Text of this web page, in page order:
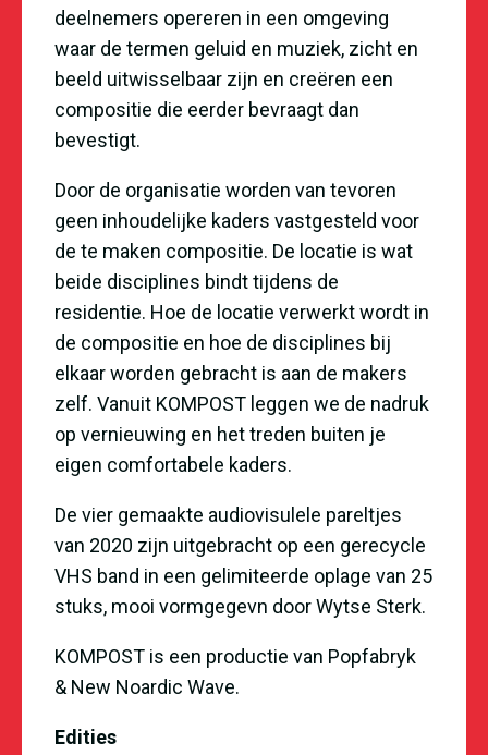
deelnemers opereren in een omgeving
waar de termen geluid en muziek, zicht en
beeld uitwisselbaar zijn en creëren een
compositie die eerder bevraagt dan
bevestigt.
Door de organisatie worden van tevoren
geen inhoudelijke kaders vastgesteld voor
de te maken compositie. De locatie is wat
beide disciplines bindt tijdens de
residentie. Hoe de locatie verwerkt wordt in
de compositie en hoe de disciplines bij
elkaar worden gebracht is aan de makers
zelf. Vanuit KOMPOST leggen we de nadruk
op vernieuwing en het treden buiten je
eigen comfortabele kaders.
De vier gemaakte audiovisulele pareltjes
van 2020 zijn uitgebracht op een gerecycle
VHS band in een gelimiteerde oplage van 25
stuks, mooi vormgegevn door Wytse Sterk.
KOMPOST is een productie van Popfabryk
& New Noardic Wave.
Edities